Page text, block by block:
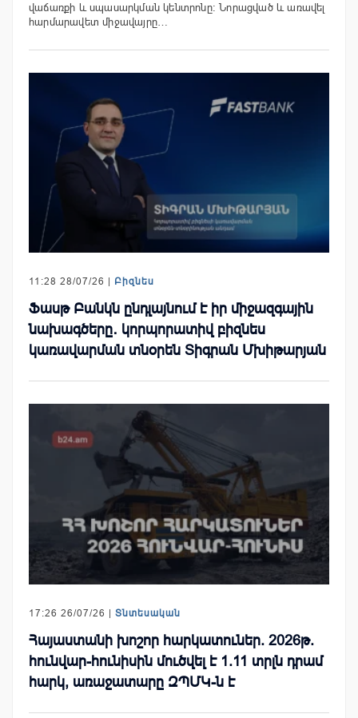
վաճառքի և սպասարկման կենտրոնը։ Նորացված և առավել
հարմարավետ միջավայրը…
11:28 28/07/26 | Բիզնես
Ֆասթ Բանկն ընդլայնում է իր միջազգային
նախագծերը․ կորպորատիվ բիզնես
կառավարման տնօրեն Տիգրան Մխիթարյան
17:26 26/07/26 | Տնտեսական
Հայաստանի խոշոր հարկատուներ. 2026թ.
հունվար-հունիսին մուծվել է 1.11 տրլն դրամ
հարկ, առաջատարը ԶՊՄԿ-ն է